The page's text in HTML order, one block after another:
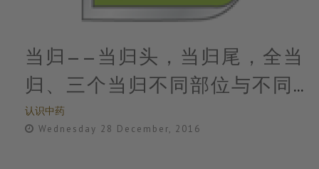
认识中药
当归——当归头，当归尾，全当
归、三个当归不同部位与不同
功效
Wednesday 28 December, 2016